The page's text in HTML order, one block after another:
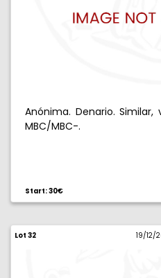
Anónima. Denario.
MBC/MBC-.
Start: 30€
Lot 32 19/12/